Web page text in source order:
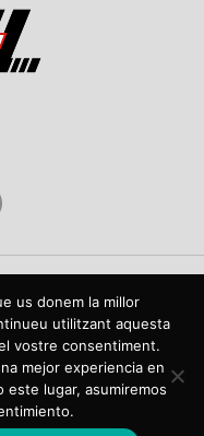
reservats / Todos los derechos
la difusió de contingut sobre la
és propietat de la
a la difusión de contenido sobre
escudo deNHLmania.com es
web.
us donem la millor
utilitzant aquesta
vostre consentiment.
mejor experiencia en
este lugar, asumiremos